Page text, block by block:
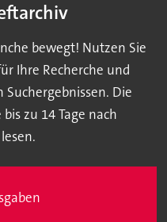
bewegt! Nutzen Sie
Ihre Recherche und
Die
zu 14 Tage nach